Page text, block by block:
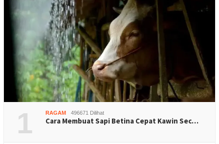
1 RAGAM 496671 Dilihat
Cara Membuat Sapi Betina Cepat Kawin Sec…